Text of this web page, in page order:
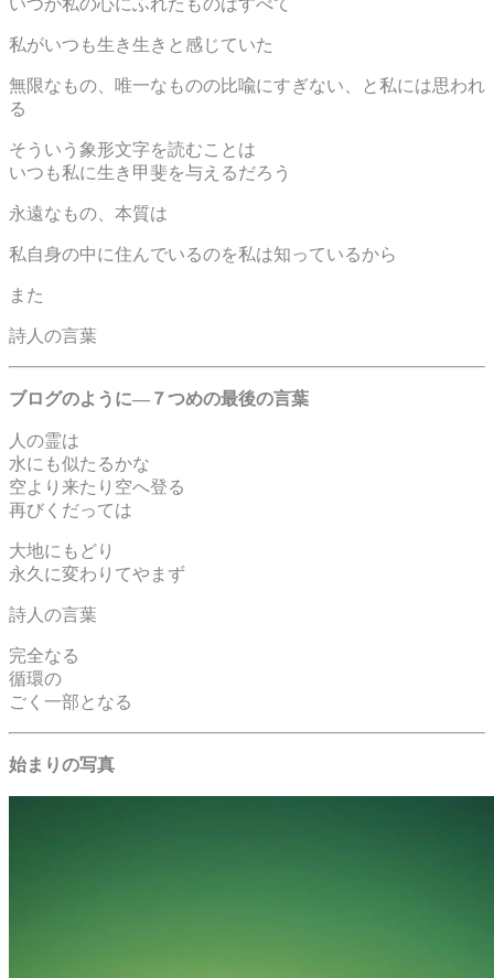
私がいつも生き生きと感じていた
無限なもの、唯一なものの比喩にすぎない、と私には思われ
る
そういう象形文字を読むことは
いつも私に生き甲斐を与えるだろう
永遠なもの、本質は
私自身の中に住んでいるのを私は知っているから
また
詩人の言葉
ブログのように—７つめの最後の言葉
人の霊は
水にも似たるかな
空より来たり空へ登る
再びくだっては
大地にもどり
永久に変わりてやまず
詩人の言葉
完全なる
循環の
ごく一部となる
始まりの写真